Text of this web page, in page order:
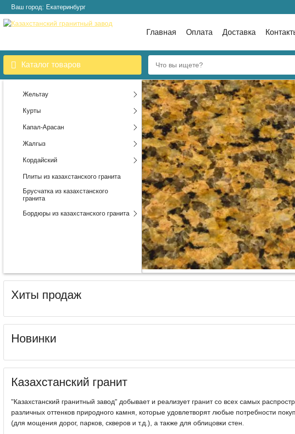
Ваш город: Екатеринбург
Главная Оплата Доставка
Каталог товаров
Жельтау
Курты
Капал-Арасан
Жалгыз
Кордайский
Плиты из казахстанского гранита
Брусчатка из казахстанского
гранита
Бордюры из казахстанского гранита
Хиты продаж
Новинки
Казахстанский гранит
"Казахстанский гранитный завод" добывает и реализует гранит со всех самых
различных оттенков природного камня, которые удовлетворят любые потребности
(для мощения дорог, парков, скверов и т.д.), а также для облицовки стен.